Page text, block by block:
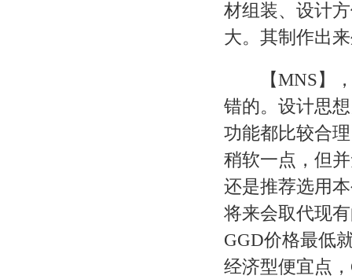
材组装、设计
大。其制作出
【MNS】，
错的。设计思
功能都比较合
稍软一点，但
还是推荐选用
将来会取代现
GGD价格最低
经济型便宜点